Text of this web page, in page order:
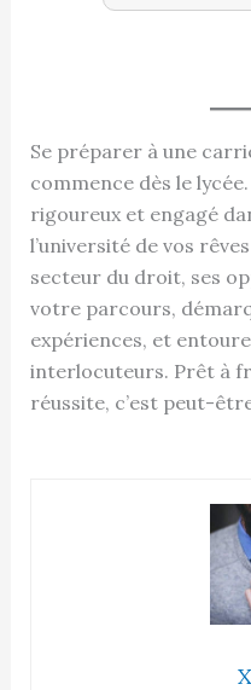
Se préparer à une
commence dès le
rigoureux et engagé
l’université de vos
secteur du droit, ses
votre parcours,
expériences, et
interlocuteurs. Prêt à
réussite, c’est peut-